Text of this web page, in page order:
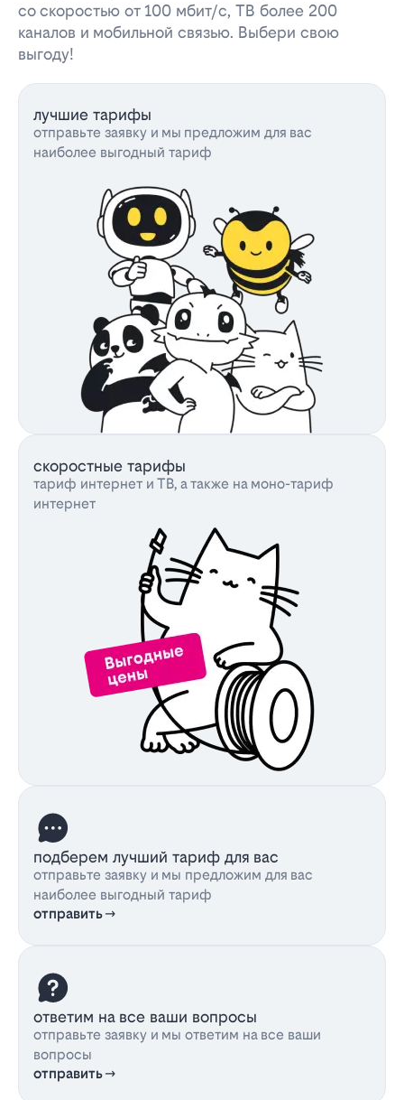
со скоростью от 100 мбит/с, ТВ более 200
каналов и мобильной связью. Выбери свою
выгоду!
лучшие тарифы
отправьте заявку и мы предложим для вас
наиболее выгодный тариф
скоростные тарифы
тариф интернет и ТВ, а также на моно-тариф
интернет
подберем лучший тариф для вас
отправьте заявку и мы предложим для вас
наиболее выгодный тариф
отправить
ответим на все ваши вопросы
отправьте заявку и мы ответим на все ваши
вопросы
отправить